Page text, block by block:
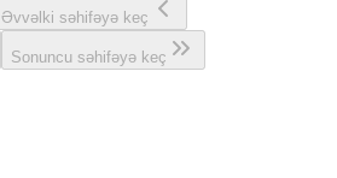
Əvvəlki səhifəyə keç
Sonuncu səhifəyə keç